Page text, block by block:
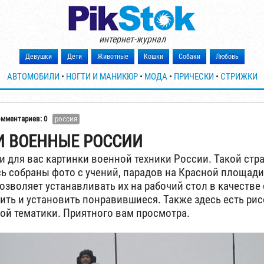
интернет-журнал
Девушки Дети Животные Кошки Собаки Любовь
АВТОМОБИЛИ • НОГТИ И МАНИКЮР• МОДА • ПРИЧЕСКИ • СТРИЖКИ
0 россия
ВОЕННЫЕ РОССИИ
вас картинки военной техники России. Такой
собраны фото с учений, парадов на Красной
устанавливать их на рабочий стол в
и установить понравившиеся. Также здесь есть
тематики. Приятного вам просмотра.